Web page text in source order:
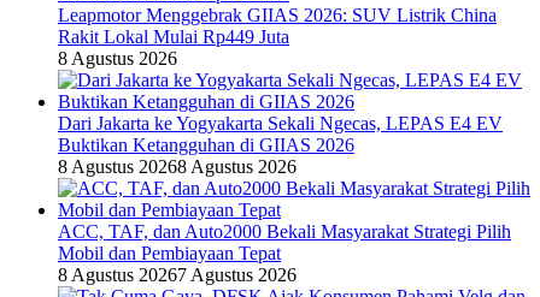
Leapmotor Menggebrak GIIAS 2026: SUV Listrik China
Rakit Lokal Mulai Rp449 Juta
8 Agustus 2026
Dari Jakarta ke Yogyakarta Sekali Ngecas, LEPAS E4 EV
Buktikan Ketangguhan di GIIAS 2026
8 Agustus 20268 Agustus 2026
ACC, TAF, dan Auto2000 Bekali Masyarakat Strategi Pilih
Mobil dan Pembiayaan Tepat
8 Agustus 20267 Agustus 2026